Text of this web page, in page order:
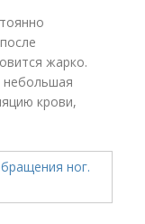
жарко.
небольшая
крови,